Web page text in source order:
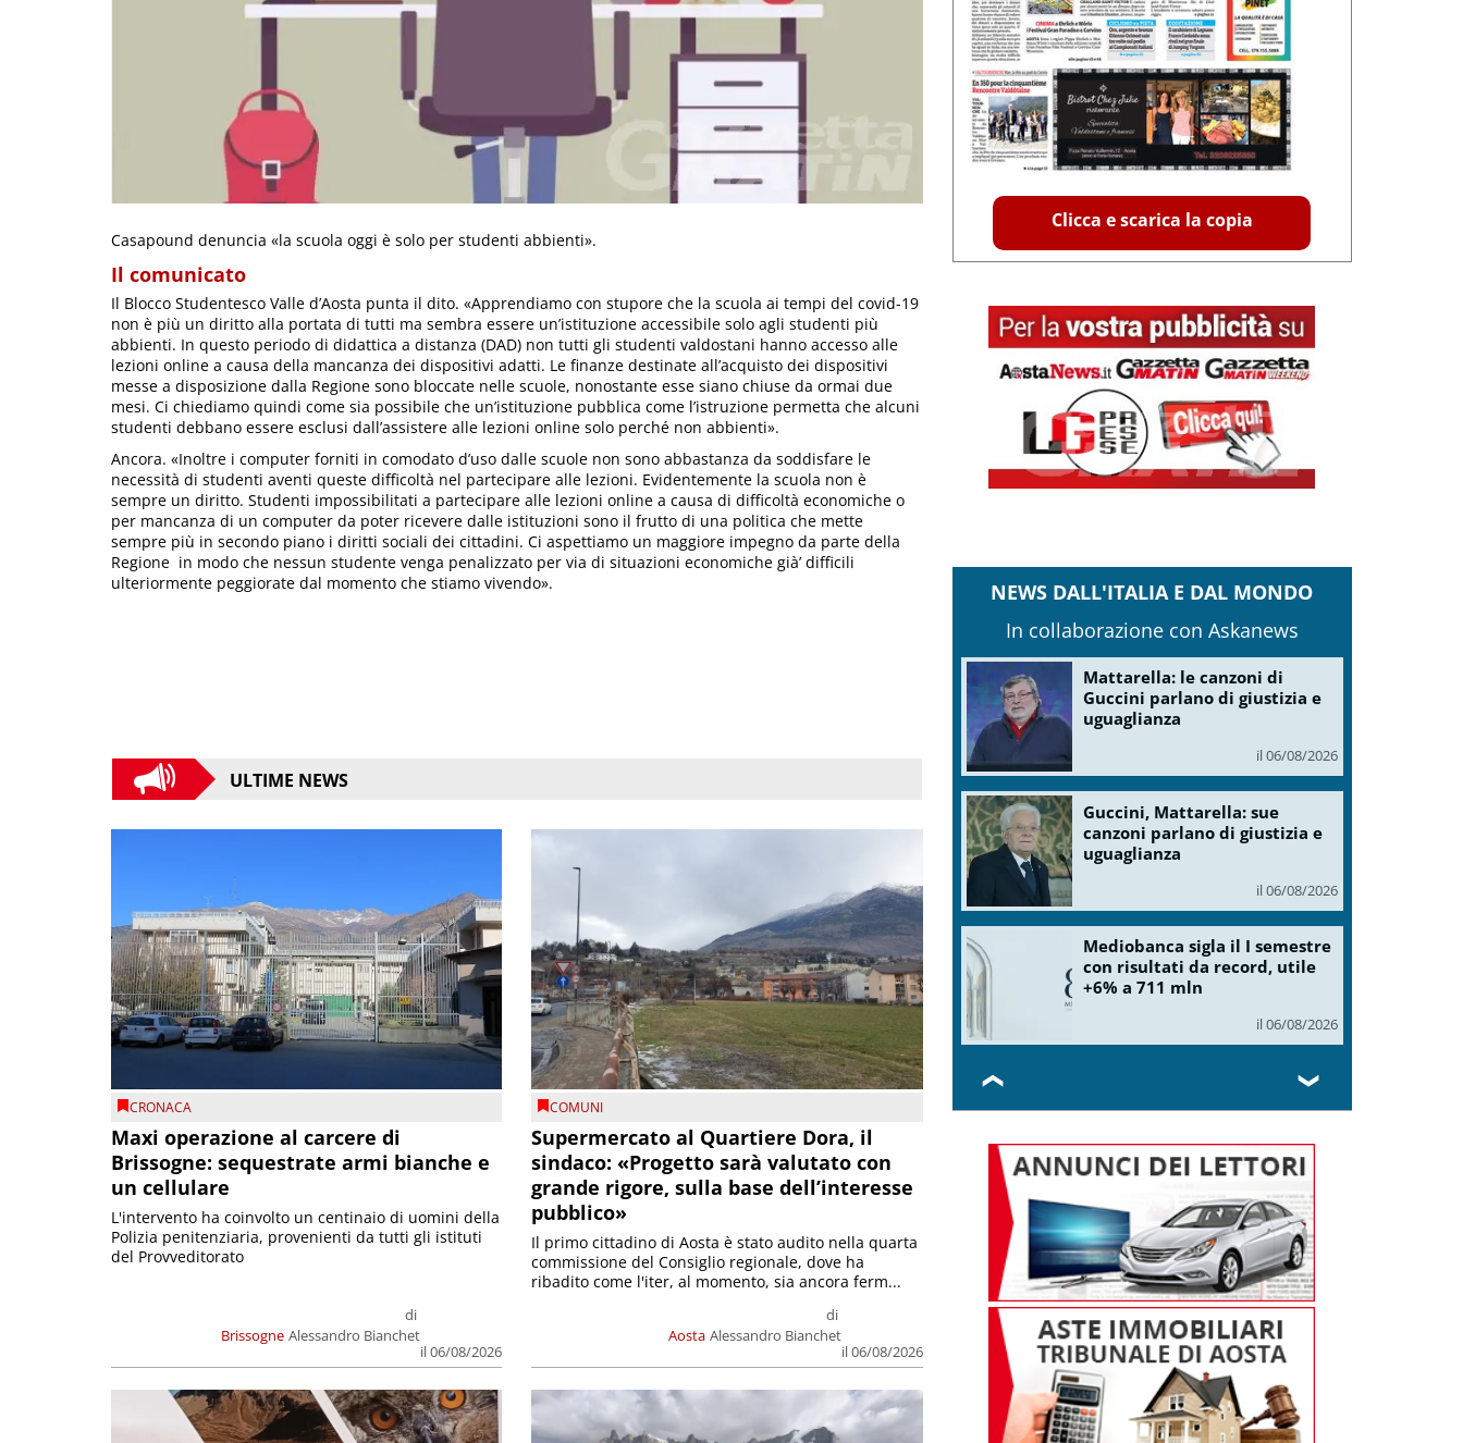
Casapound denuncia «la scuola oggi è solo per studenti abbienti».
Il comunicato
Il Blocco Studentesco Valle d’Aosta punta il dito. «Apprendiamo con stupore che la scuola ai tempi del covid-19
non è più un diritto alla portata di tutti ma sembra essere un’istituzione accessibile solo agli studenti più
abbienti. In questo periodo di didattica a distanza (DAD) non tutti gli studenti valdostani hanno accesso alle
lezioni online a causa della mancanza dei dispositivi adatti. Le finanze destinate all’acquisto dei dispositivi
messe a disposizione dalla Regione sono bloccate nelle scuole, nonostante esse siano chiuse da ormai due
mesi. Ci chiediamo quindi come sia possibile che un’istituzione pubblica come l’istruzione permetta che alcuni
studenti debbano essere esclusi dall’assistere alle lezioni online solo perché non abbienti».
Ancora. «Inoltre i computer forniti in comodato d’uso dalle scuole non sono abbastanza da soddisfare le
necessità di studenti aventi queste difficoltà nel partecipare alle lezioni. Evidentemente la scuola non è
sempre un diritto. Studenti impossibilitati a partecipare alle lezioni online a causa di difficoltà economiche o
per mancanza di un computer da poter ricevere dalle istituzioni sono il frutto di una politica che mette
sempre più in secondo piano i diritti sociali dei cittadini. Ci aspettiamo un maggiore impegno da parte della
Regione in modo che nessun studente venga penalizzato per via di situazioni economiche già’ difficili
ulteriormente peggiorate dal momento che stiamo vivendo».
ULTIME NEWS
CRONACA
Maxi operazione al carcere di
Brissogne: sequestrate armi bianche e
un cellulare
Brissogne
di
Alessandro Bianchet
il 06/08/2026
L'intervento ha coinvolto un centinaio di uomini della
Polizia penitenziaria, provenienti da tutti gli istituti
del Provveditorato
COMUNI
Supermercato al Quartiere Dora, il
sindaco: «Progetto sarà valutato con
grande rigore, sulla base dell’interesse
pubblico»
Aosta
di
Alessandro Bianchet
il 06/08/2026
Il primo cittadino di Aosta è stato audito nella quarta
commissione del Consiglio regionale, dove ha
ribadito come l'iter, al momento, sia ancora ferm...
Clicca e scarica la copia
NEWS DALL'ITALIA E DAL MONDO
In collaborazione con Askanews
Mattarella: le canzoni di
Guccini parlano di giustizia e
uguaglianza
il 06/08/2026
Guccini, Mattarella: sue
canzoni parlano di giustizia e
uguaglianza
il 06/08/2026
Mediobanca sigla il I semestre
con risultati da record, utile
+6% a 711 mln
il 06/08/2026
❮ ❯